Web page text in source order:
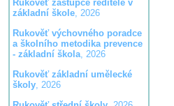
Rukověť zástupce ředitele v
základní škole, 2026
Rukověť výchovného poradce
a školního metodika prevence
- základní škola, 2026
Rukověť základní umělecké
školy, 2026